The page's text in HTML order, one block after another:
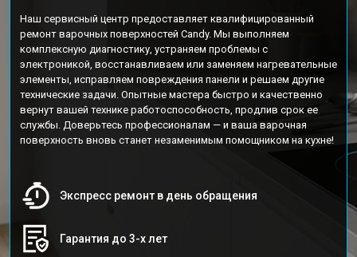
Наш сервисный центр предоставляет квалифицированный
ремонт варочных поверхностей Candy. Мы выполняем
комплексную диагностику, устраняем проблемы с
электроникой, восстанавливаем или заменяем нагревательные
элементы, исправляем повреждения панели и решаем другие
технические задачи. Опытные мастера быстро и качественно
вернут вашей технике работоспособность, продлив срок ее
службы. Доверьтесь профессионалам — и ваша варочная
поверхность вновь станет незаменимым помощником на кухне!
Экспресс ремонт в день обращения
Гарантия до 3-х лет